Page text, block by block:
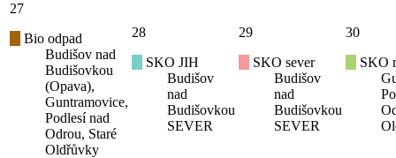
27
Bio odpad
Budišov nad
Budišovkou
(Opava),
Guntramovice,
Podlesí nad
Odrou, Staré
Oldřůvky
28
SKO JIH
Budišov
nad
Budišovkou
SEVER
29
SKO sever
Budišov
nad
Budišovkou
SEVER
30
SKO